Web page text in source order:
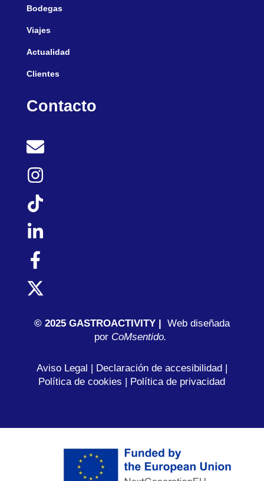
Bodegas
Viajes
Actualidad
Clientes
Contacto
© 2025 GASTROACTIVITY | Web diseñada
porCoMsentido.
Aviso Legal | Declaración de accesibilidad|
Política de cookies | Política de privacidad